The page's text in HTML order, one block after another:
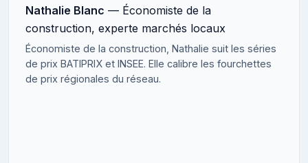
Nathalie Blanc — Économiste de la
construction, experte marchés locaux
Économiste de la construction, Nathalie suit les séries
de prix BATIPRIX et INSEE. Elle calibre les fourchettes
de prix régionales du réseau.